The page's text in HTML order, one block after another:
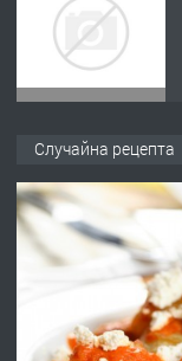
Случайна рецепта